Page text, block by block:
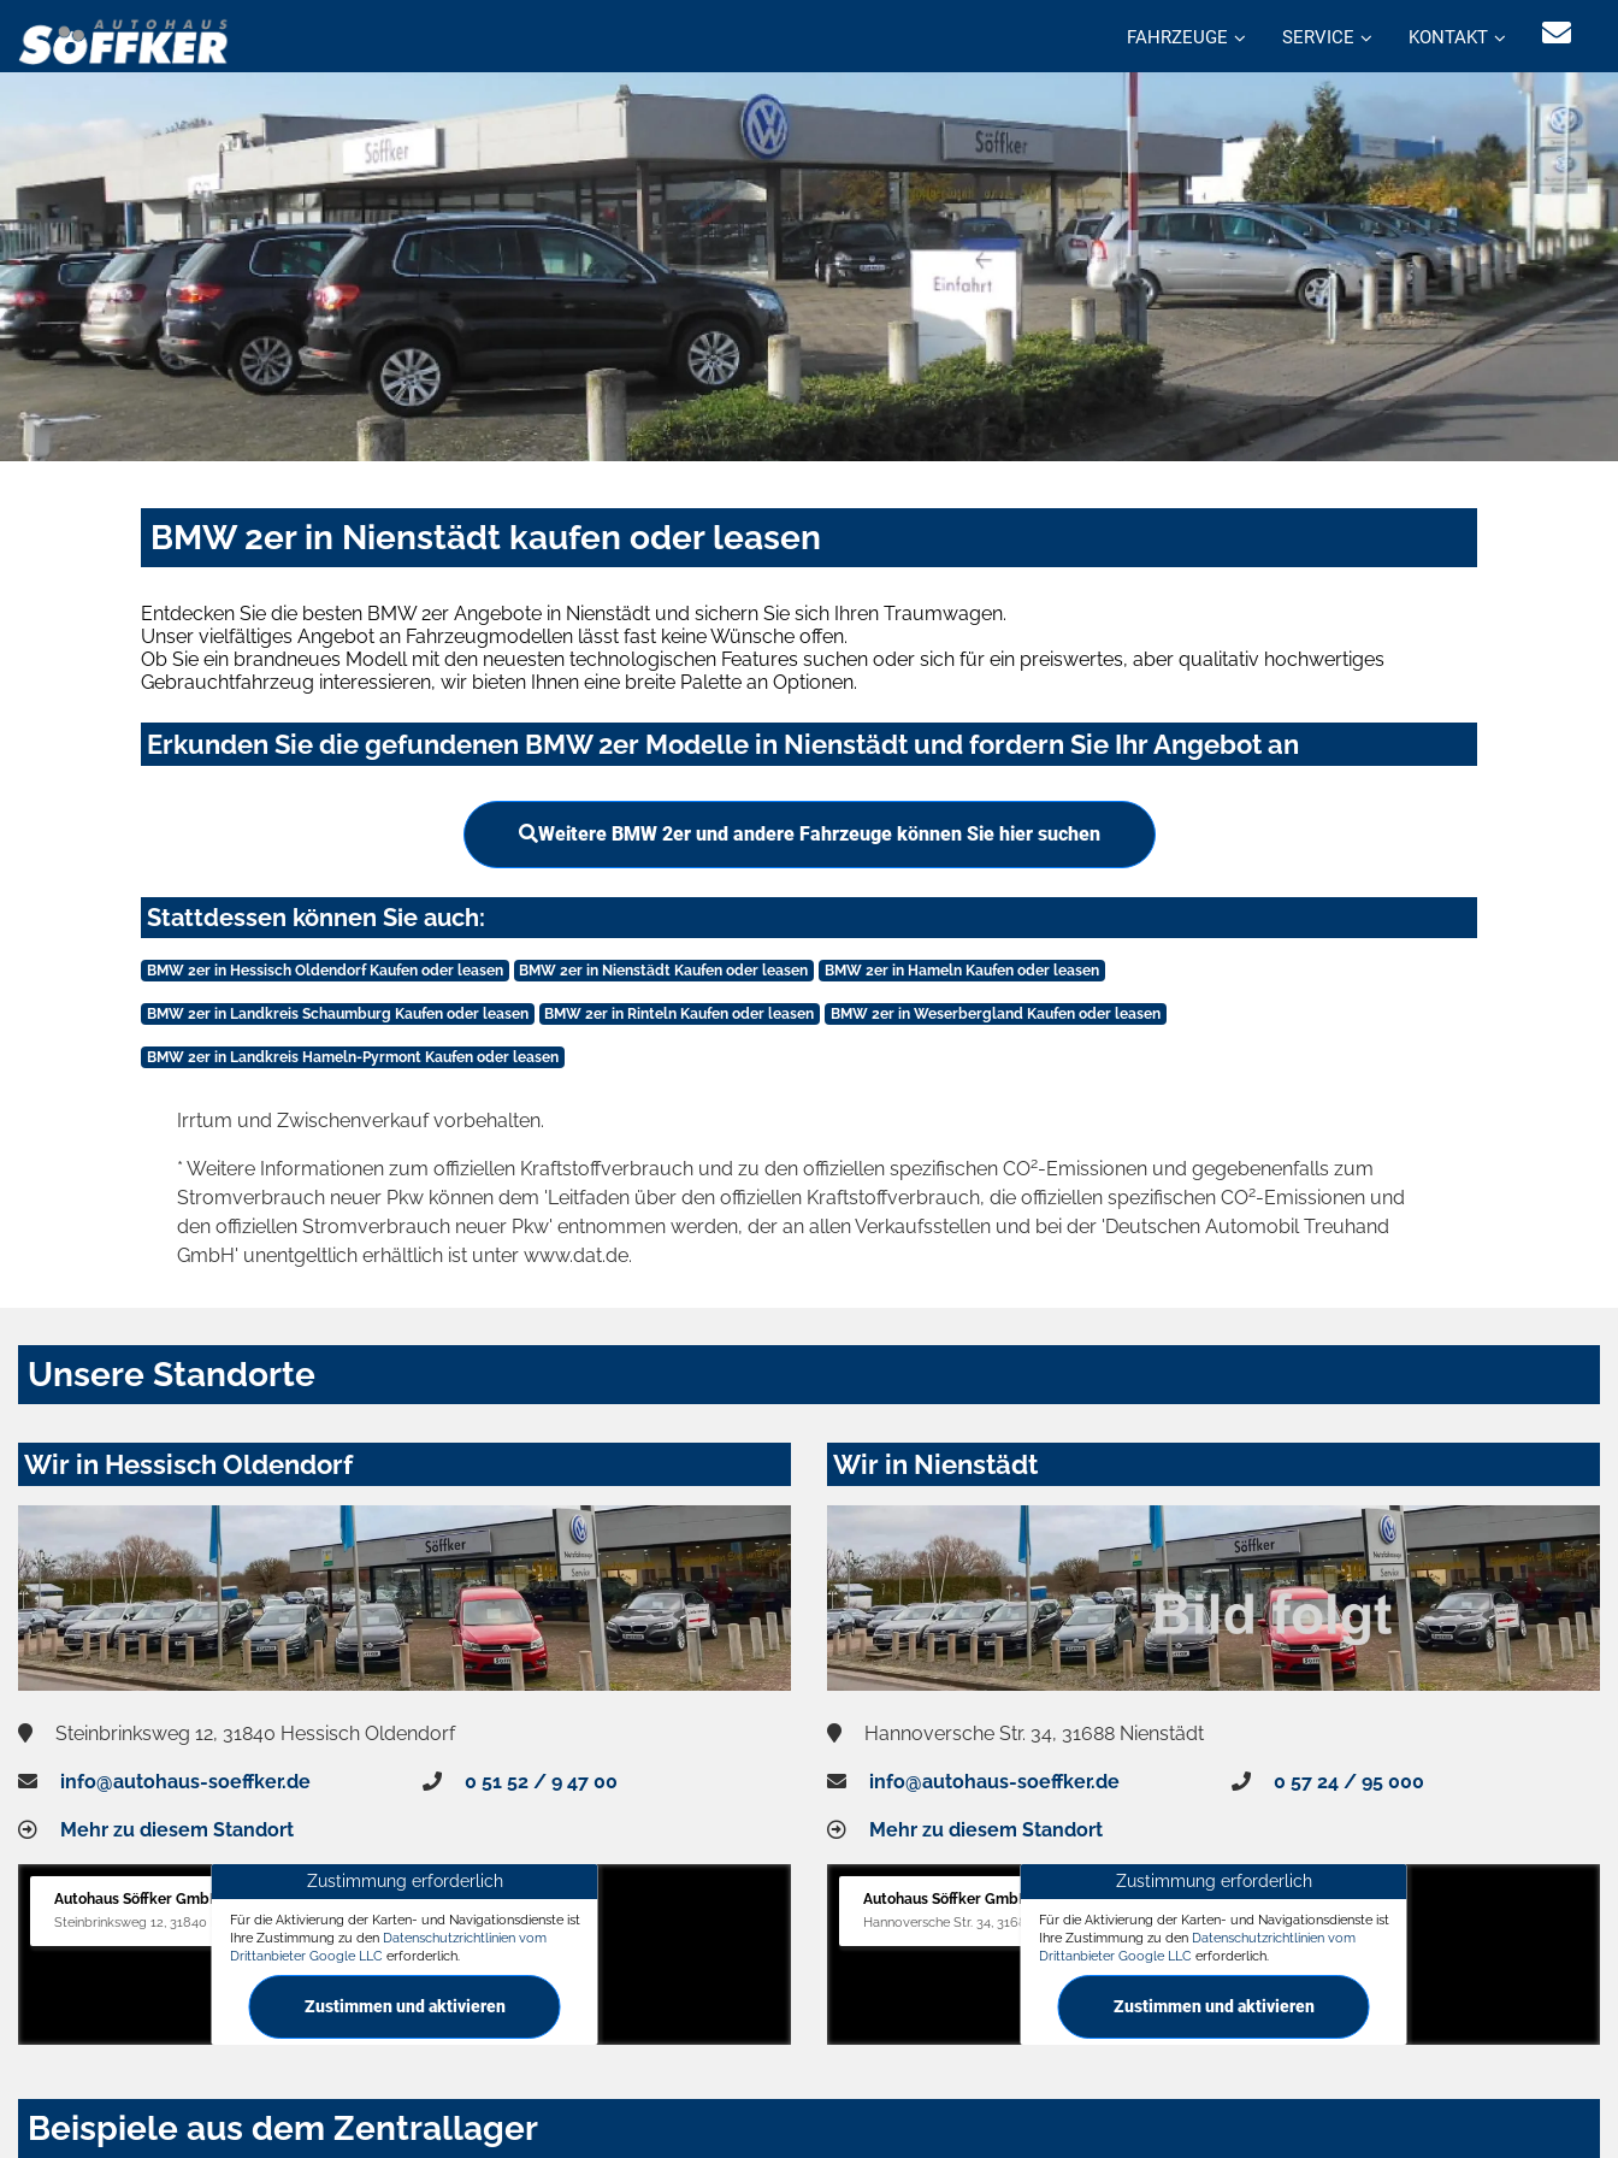
FAHRZEUGE SERVICE KONTAKT
BMW 2er in Nienstädt kaufen oder leasen
Entdecken Sie die besten BMW 2er Angebote in Nienstädt und sichern Sie sich Ihren Traumwagen.
Unser vielfältiges Angebot an Fahrzeugmodellen lässt fast keine Wünsche offen.
Ob Sie ein brandneues Modell mit den neuesten technologischen Features suchen oder sich für ein preiswertes, aber qualitativ hochwertiges
Gebrauchtfahrzeug interessieren, wir bieten Ihnen eine breite Palette an Optionen.
Erkunden Sie die gefundenen BMW 2er Modelle in Nienstädt und fordern Sie Ihr Angebot an
Weitere BMW 2er und andere Fahrzeuge können Sie hier suchen
Stattdessen können Sie auch:
BMW 2er in Hessisch Oldendorf Kaufen oder leasen BMW 2er in Nienstädt Kaufen oder leasen BMW 2er in Hameln Kaufen oder leasen
BMW 2er in Landkreis Schaumburg Kaufen oder leasen BMW 2er in Rinteln Kaufen oder leasen BMW 2er in Weserbergland Kaufen oder leasen
BMW 2er in Landkreis Hameln-Pyrmont Kaufen oder leasen
Irrtum und Zwischenverkauf vorbehalten.
* Weitere Informationen zum offiziellen Kraftstoffverbrauch und zu den offiziellen spezifischen CO2-Emissionen und gegebenenfalls zum
Stromverbrauch neuer Pkw können dem 'Leitfaden über den offiziellen Kraftstoffverbrauch, die offiziellen spezifischen CO2-Emissionen und
den offiziellen Stromverbrauch neuer Pkw' entnommen werden, der an allen Verkaufsstellen und bei der 'Deutschen Automobil Treuhand
GmbH' unentgeltlich erhältlich ist unter www.dat.de.
Unsere Standorte
Wir in Hessisch Oldendorf
Steinbrinksweg 12, 31840 Hessisch Oldendorf
info@autohaus-soeffker.de 0 51 52 / 9 47 00
Mehr zu diesem Standort
Autohaus Söffker GmbH
Steinbrinksweg 12, 31840 Hessisch Oldendorf
Zustimmung erforderlich
Für die Aktivierung der Karten- und Navigationsdienste ist
Ihre Zustimmung zu den Datenschutzrichtlinien vom
Drittanbieter Google LLC erforderlich.
Zustimmen und aktivieren
Wir in Nienstädt
Hannoversche Str. 34, 31688 Nienstädt
info@autohaus-soeffker.de 0 57 24 / 95 000
Mehr zu diesem Standort
Autohaus Söffker GmbH
Hannoversche Str. 34, 31688 Nienstädt
Zustimmung erforderlich
Für die Aktivierung der Karten- und Navigationsdienste ist
Ihre Zustimmung zu den Datenschutzrichtlinien vom
Drittanbieter Google LLC erforderlich.
Zustimmen und aktivieren
Beispiele aus dem Zentrallager